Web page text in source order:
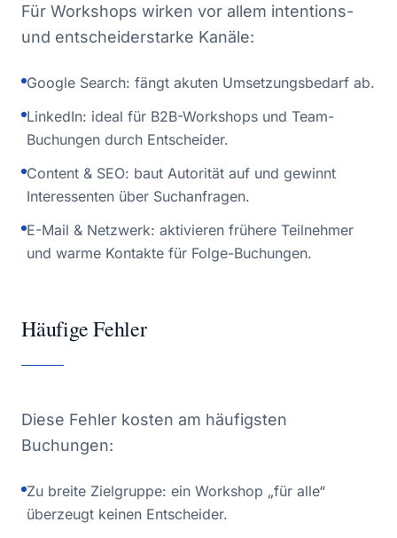
Für Workshops wirken vor allem intentions-
und entscheiderstarke Kanäle:
Google Search: fängt akuten Umsetzungsbedarf ab.
LinkedIn: ideal für B2B-Workshops und Team-
Buchungen durch Entscheider.
Content & SEO: baut Autorität auf und gewinnt
Interessenten über Suchanfragen.
E-Mail & Netzwerk: aktivieren frühere Teilnehmer
und warme Kontakte für Folge-Buchungen.
Häufige Fehler
Diese Fehler kosten am häufigsten
Buchungen:
Zu breite Zielgruppe: ein Workshop „für alle“
überzeugt keinen Entscheider.